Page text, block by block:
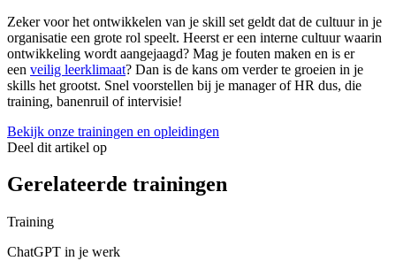
Zeker voor het ontwikkelen van je skill set geldt dat de cultuur in je
organisatie een grote rol speelt. Heerst er een interne cultuur waarin
ontwikkeling wordt aangejaagd? Mag je fouten maken en is er
een veilig leerklimaat? Dan is de kans om verder te groeien in je
skills het grootst. Snel voorstellen bij je manager of HR dus, die
training, banenruil of intervisie!
Bekijk onze trainingen en opleidingen
Deel dit artikel op
Gerelateerde trainingen
Training
ChatGPT in je werk